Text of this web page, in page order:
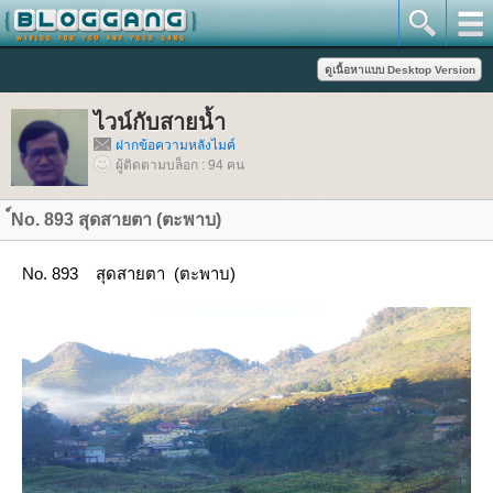
ไวน์กับสายน้ำ
ฝากข้อความหลังไมค์
ผู้ติดตามบล็อก : 94 คน
์No. 893 สุดสายตา (ตะพาบ)
No. 893 สุดสายตา (ตะพาบ)